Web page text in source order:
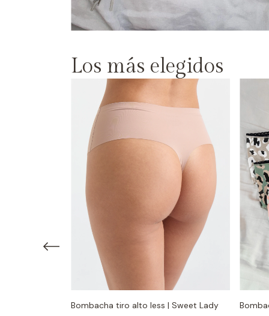
Los más elegidos
Bombacha tiro alto less | Sweet Lady